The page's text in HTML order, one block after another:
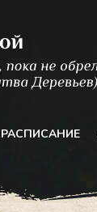
РАСПИСАНИЕ